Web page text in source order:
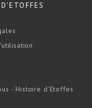
- Histoire d'Etoffes